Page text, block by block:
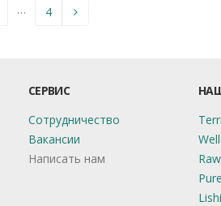
… 4
СЕРВИС
Сотрудничество
Вакансии
Написать нам